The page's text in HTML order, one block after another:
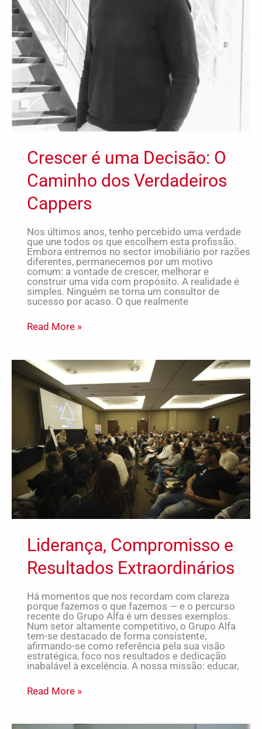
Crescer é uma Decisão: O
Caminho dos Verdadeiros
Cappers
Nos últimos anos, tenho percebido uma verdade
que une todos os que escolhem esta profissão.
Embora entremos no sector imobiliário por razões
diferentes, permanecemos por um motivo
comum: a vontade de crescer, melhorar e
construir uma vida com propósito. A realidade é
simples. Ninguém se torna um consultor de
sucesso por acaso. O que realmente
Read More »
Liderança, Compromisso e
Resultados Extraordinários
Há momentos que nos recordam com clareza
porque fazemos o que fazemos — e o percurso
recente do Grupo Alfa é um desses exemplos.
Num setor altamente competitivo, o Grupo Alfa
tem-se destacado de forma consistente,
afirmando-se como referência pela sua visão
estratégica, foco nos resultados e dedicação
inabalável à excelência. A nossa missão: educar,
Liderança,
Compromisso
e
Resultados
Extraordinários
Read More »